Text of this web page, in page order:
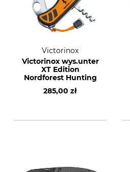
Victorinox
Victorinox wys.unter
XT Edition
Nordforest Hunting
285,00 zł